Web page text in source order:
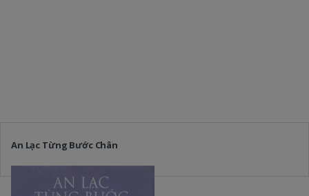
An Lạc Từng Bước Chân